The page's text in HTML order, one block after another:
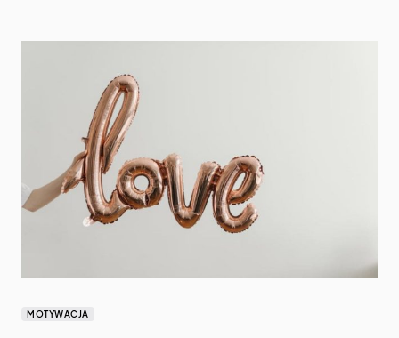
MOTYWACJA